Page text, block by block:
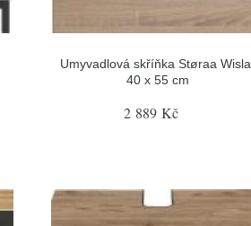
Umyvadlová skříňka Støraa Wisla,
40 x 55 cm
2 889 Kč